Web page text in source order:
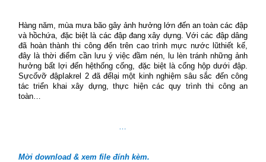
Hàng năm, mùa mưa bão gây ảnh hưởng lớn đến an toàn các đập
và hồchứa, đặc biệt là các đập đang xây dựng. Với các đập dâng
đã hoàn thành thi công đến trên cao trình mực nước lũthiết kế,
đây là thời điểm cần lưu ý việc đầm nén, lu lèn tránh những ảnh
hưởng bất lợi đến hệthống cống, đặc biệt là cống hộp dưới đập.
Sựcốvỡ đậpIakrel 2 đã đểlại một kinh nghiệm sâu sắc đến công
tác triển khai xây dựng, thực hiện các quy trình thi công an
toàn…
…
Mời download & xem file đính kèm.